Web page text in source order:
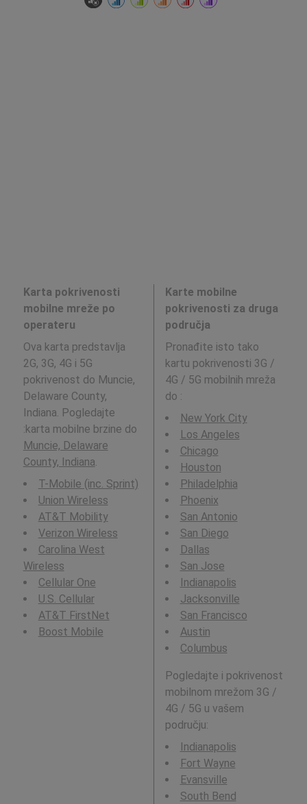
Karta pokrivenosti
mobilne mreže po
operateru
Ova karta predstavlja
2G, 3G, 4G i 5G
pokrivenost do Muncie,
Delaware County,
Indiana. Pogledajte
:karta mobilne brzine do
Muncie, Delaware
County, Indiana
T-Mobile (inc. Sprint)
Union Wireless
AT&T Mobility
Verizon Wireless
Carolina West
Wireless
Cellular One
U.S. Cellular
AT&T FirstNet
Boost Mobile
Karte mobilne
pokrivenosti za druga
područja
Pronađite isto tako
kartu pokrivenosti 3G /
4G / 5G mobilnih mreža
do :
New York City
Los Angeles
Chicago
Houston
Philadelphia
Phoenix
San Antonio
San Diego
Dallas
San Jose
Indianapolis
Jacksonville
San Francisco
Austin
Columbus
Pogledajte i pokrivenost
mobilnom mrežom 3G /
4G / 5G u vašem
području:
Indianapolis
Fort Wayne
Evansville
South Bend